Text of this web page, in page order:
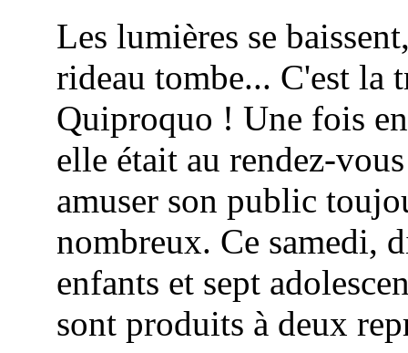
Les lumières se
rideau tombe... C'est la
Quiproquo ! Une fois
elle était au rendez-
amuser son public
nombreux. Ce samedi,
enfants et sept
sont produits à deux